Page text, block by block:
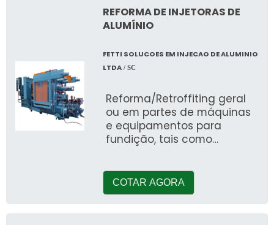
REFORMA DE INJETORAS DE
ALUMÍNIO
FETTI SOLUCOES EM INJECAO DE ALUMINIO
LTDA/ SC
Reforma/Retroffiting geral
ou em partes de máquinas
e equipamentos para
fundição, tais como
elétrica e hidráulica;
Regularização da geometria
COTAR AGORA